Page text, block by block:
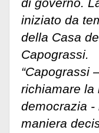
di governo.
iniziato da
della Casa
Capograssi.
“Capograssi
richiamare la
democrazia
maniera